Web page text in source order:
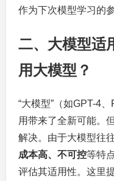
作为下次模型学习的
二、大模型适
用大模型？
“大模型”（如GPT-4
用带来了全新可能。
解决。由于大模型往
成本高、不可控等特
评估其适用性。这里